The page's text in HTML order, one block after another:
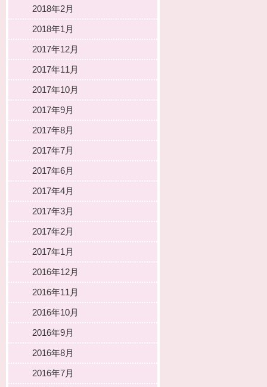
2018年2月
2018年1月
2017年12月
2017年11月
2017年10月
2017年9月
2017年8月
2017年7月
2017年6月
2017年4月
2017年3月
2017年2月
2017年1月
2016年12月
2016年11月
2016年10月
2016年9月
2016年8月
2016年7月